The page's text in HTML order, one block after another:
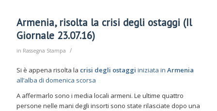
Armenia, risolta la crisi degli ostaggi (Il
Giornale 23.07.16)
in Rassegna Stampa /
Si è appena risolta la crisi degli ostaggi iniziata in Armenia
all’alba di domenica scorsa
A affermarlo sono i media locali armeni. Le ultime quattro
persone nelle mani degli insorti sono state rilasciate dopo una